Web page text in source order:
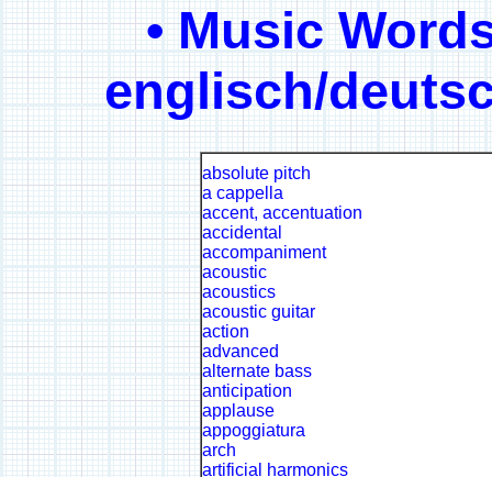
• Music
englisch/
absolute pitch
a cappella
accent, accentuation
accidental
accompaniment
acoustic
acoustics
acoustic guitar
action
advanced
alternate bass
anticipation
applause
appoggiatura
arch
artificial harmonics